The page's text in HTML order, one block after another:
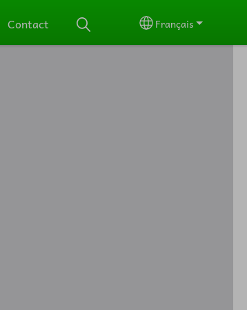
Contact Select your
Français